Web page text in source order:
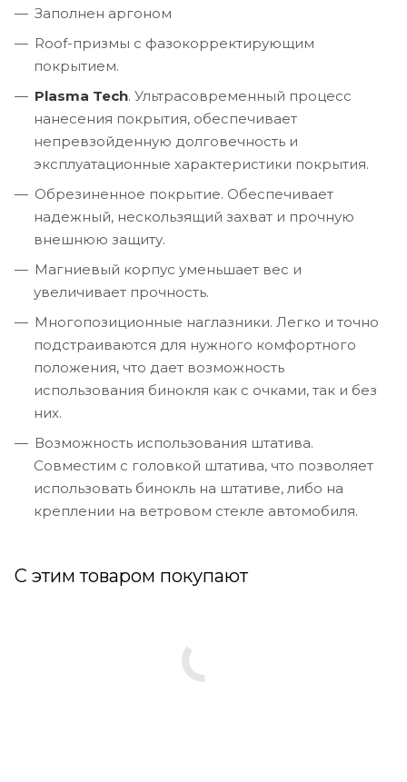
Заполнен аргоном
Roof-призмы с фазокорректирующим
покрытием.
Plasma Tech. Ультрасовременный процесс
нанесения покрытия, обеспечивает
непревзойденную долговечность и
эксплуатационные характеристики покрытия.
Обрезиненное покрытие. Обеспечивает
надежный, нескользящий захват и прочную
внешнюю защиту.
Магниевый корпус уменьшает вес и
увеличивает прочность.
Многопозиционные наглазники. Легко и точно
подстраиваются для нужного комфортного
положения, что дает возможность
использования бинокля как с очками, так и без
них.
Возможность использования штатива.
Совместим с головкой штатива, что позволяет
использовать бинокль на штативе, либо на
креплении на ветровом стекле автомобиля.
С этим товаром покупают